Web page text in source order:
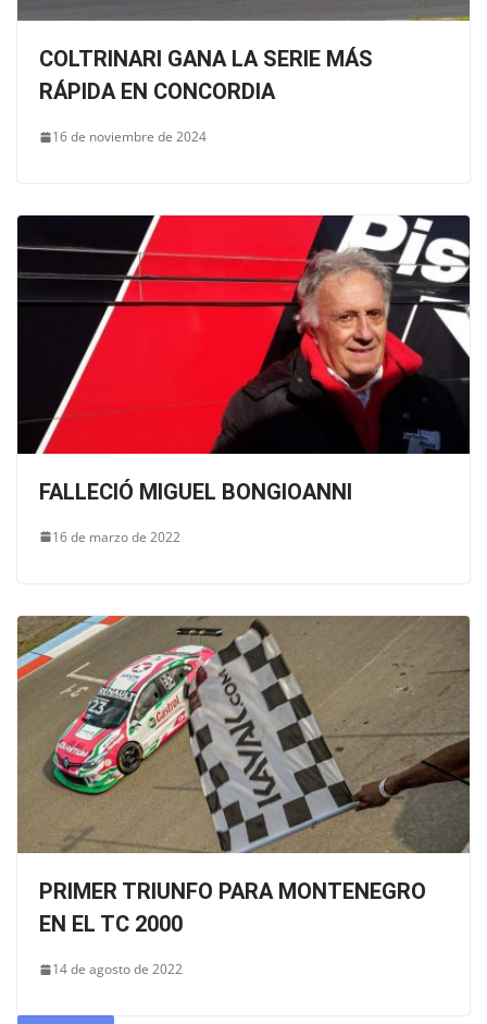
COLTRINARI GANA LA SERIE MÁS
RÁPIDA EN CONCORDIA
16 de noviembre de 2024
FALLECIÓ MIGUEL BONGIOANNI
16 de marzo de 2022
PRIMER TRIUNFO PARA MONTENEGRO
EN EL TC 2000
14 de agosto de 2022